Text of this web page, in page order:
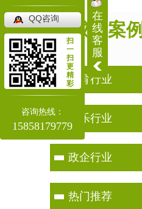
当前位置：首页
成功案例
CASE
教育行业
娱乐行业
政企行业
热门推荐
在
线
客
服
QQ咨询
扫
一
扫
更
精
彩
咨询热线：
15858179779